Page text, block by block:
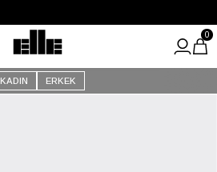
Kargo Ücretsiz!
KADIN ERKEK
0